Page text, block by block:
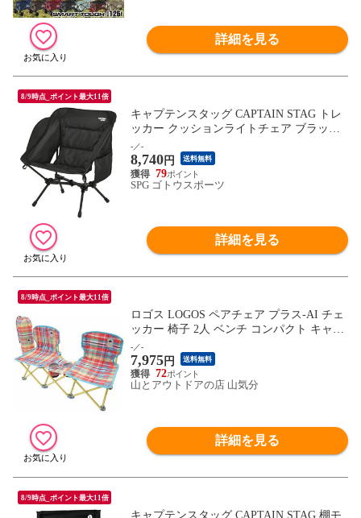
詳細を見る
8/9時点_ポイント最大11倍
キャプテンスタッグ CAPTAIN STAG トレ
ッカー クッションライトチェア ブラック
UC1905
-／-
8,740円 送料無料
79
SPG ゴトウスポーツ
詳細を見る
8/9時点_ポイント最大11倍
ロゴス LOGOS ペアチェア プラス-AI チェ
ッカー 椅子 2人 ベンチ コンパクト キャン
プ BBQ バーベキュー スポーツ観戦 運動会
イベント 73173097
-／-
7,975円 送料無料
72
山とアウトドアの店 山気分
詳細を見る
8/9時点_ポイント最大11倍
キャプテンスタッグ CAPTAIN STAG 棚モ